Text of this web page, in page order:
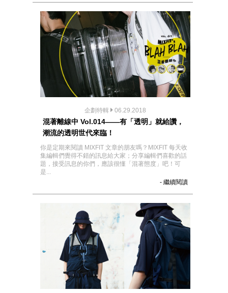
企劃特輯 06.29.2018
混著離線中 Vol.014——有「透明」就給讚，
潮流的透明世代來臨！
你是定期來閱讀 MIXFIT 文章的朋友嗎？MIXFIT 每天收
集編輯們覺得不錯的訊息給大家；分享編輯們喜歡的話
題，接受訊息的你們，應該很懂「混著態度」吧！可
是...
- 繼續閱讀